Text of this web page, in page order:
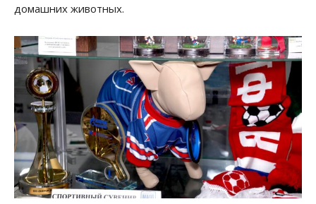
домашних животных.